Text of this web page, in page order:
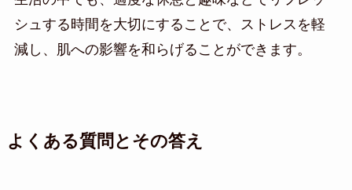
シュする時間を大切にすることで、ストレスを軽
減し、肌への影響を和らげることができます。
よくある質問とその答え